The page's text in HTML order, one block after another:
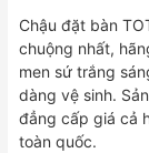
Chậu đặt bàn
chuộng nhất,
men sứ trắng
dàng vệ sinh.
đẳng cấp giá cả
toàn quốc.